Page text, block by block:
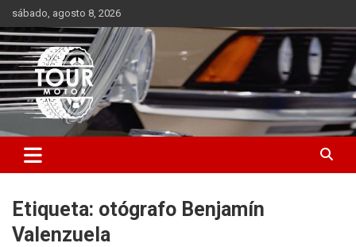
Saltar
al
contenido
sábado, agosto 8, 2026
Tour Motor
Plataforma de contenido audiovisual para el sector automotriz
Etiqueta: otógrafo Benjamín
Valenzuela